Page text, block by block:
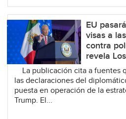
EU
visas a
contra
revela
La publicación cita a fuentes
las declaraciones del
puesta en operación de la
Trump. El...